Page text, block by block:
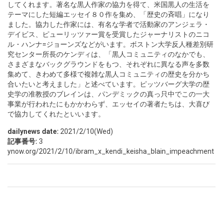
してくれます。著名な黒人作家の協力を得て、米国黒人の生活を
テーマにした短編エッセイ８０作を集め、「歴史の斉唱」になり
ました。協力した作家には、有名な学者で活動家のアンジェラ・
デイビス、ピューリッツァー賞を受賞したジャーナリストのニコ
ル・ハンナ=ジョーンズなどがいます。ボストン大学反人種差別研
究センター所長のケンディは、「黒人コミュニティのなかでも、
さまざまなバックグラウンドをもつ、それぞれに異なる声を多数
集めて、きわめて多様で複雑な黒人コミュニティの歴史を分かち
合いたいと考えました」と述べています。ピッツバーグ大学の歴
史学の准教授のブレインは、パンデミックの真っ只中でこの一大
事業が行われたにもかかわらず、エッセイの著者たちは、大喜び
で協力してくれたといいます。
dailynews date: 2021/2/10(Wed)
記事番号: 3
ynow.org/2021/2/10/ibram_x_kendi_keisha_blain_impeachment